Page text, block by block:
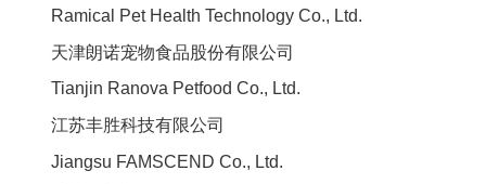
Ramical Pet Health Technology Co., Ltd.
天津朗诺宠物食品股份有限公司
Tianjin Ranova Petfood Co., Ltd.
江苏丰胜科技有限公司
Jiangsu FAMSCEND Co., Ltd.